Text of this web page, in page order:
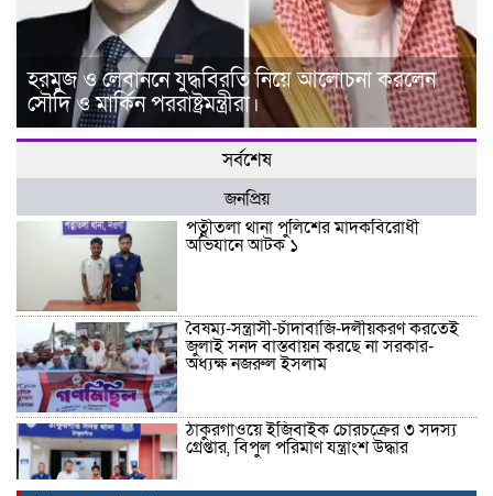
হরমুজ ও লেবাননে যুদ্ধবিরতি নিয়ে আলোচনা করলেন
সৌদি ও মার্কিন পররাষ্ট্রমন্ত্রীরা।
সর্বশেষ
জনপ্রিয়
পত্নীতলা থানা পুলিশের মাদকবিরোধী
অভিযানে আটক ১
বৈষম্য-সন্ত্রাসী-চাঁদাবাজি-দলীয়করণ করতেই
জুলাই সনদ বাস্তবায়ন করছে না সরকার-
অধ্যক্ষ নজরুল ইসলাম
ঠাকুরগাঁওয়ে ইজিবাইক চোরচক্রের ৩ সদস্য
গ্রেপ্তার, বিপুল পরিমাণ যন্ত্রাংশ উদ্ধার ‎